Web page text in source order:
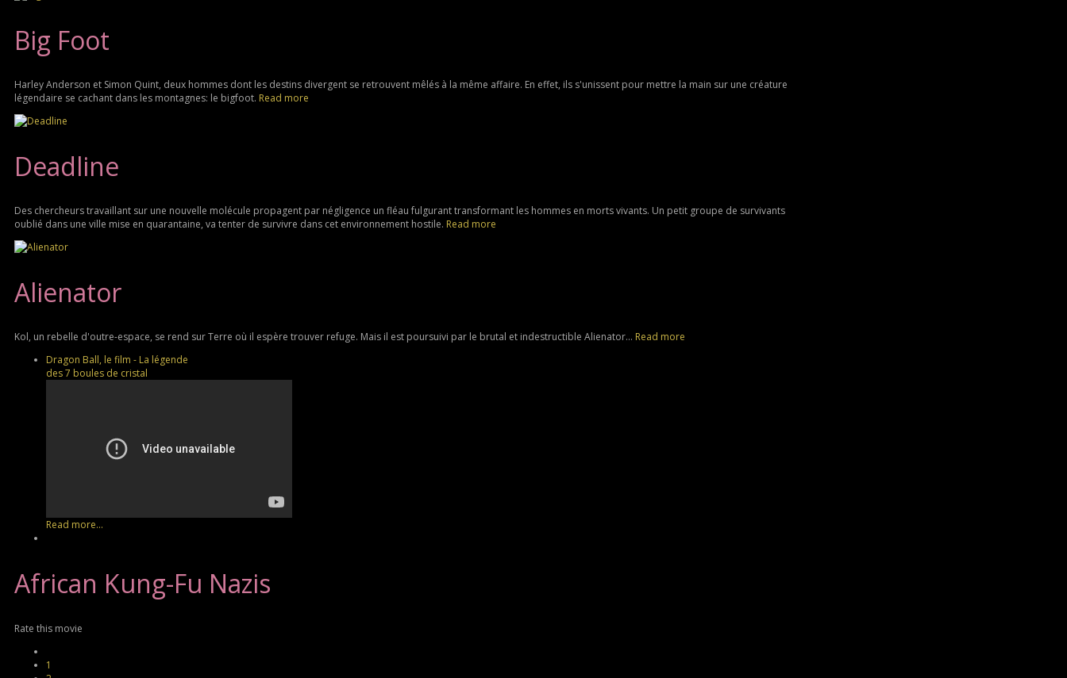
Big Foot
Harley Anderson et Simon Quint, deux hommes dont les destins divergent se retrouvent mêlés à la même affaire. En effet, ils s'unissent pour mettre la main sur une créature
légendaire se cachant dans les montagnes: le bigfoot. Read more
Deadline
Des chercheurs travaillant sur une nouvelle molécule propagent par négligence un fléau fulgurant transformant les hommes en morts vivants. Un petit groupe de survivants
oublié dans une ville mise en quarantaine, va tenter de survivre dans cet environnement hostile. Read more
Alienator
Kol, un rebelle d'outre-espace, se rend sur Terre où il espère trouver refuge. Mais il est poursuivi par le brutal et indestructible Alienator... Read more
Dragon Ball, le film - La légende
des 7 boules de cristal
Read more...
African Kung-Fu Nazis
Rate this movie
1